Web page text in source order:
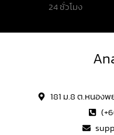
24 ชั่วโมง
181 ม.8 ต.หนอง